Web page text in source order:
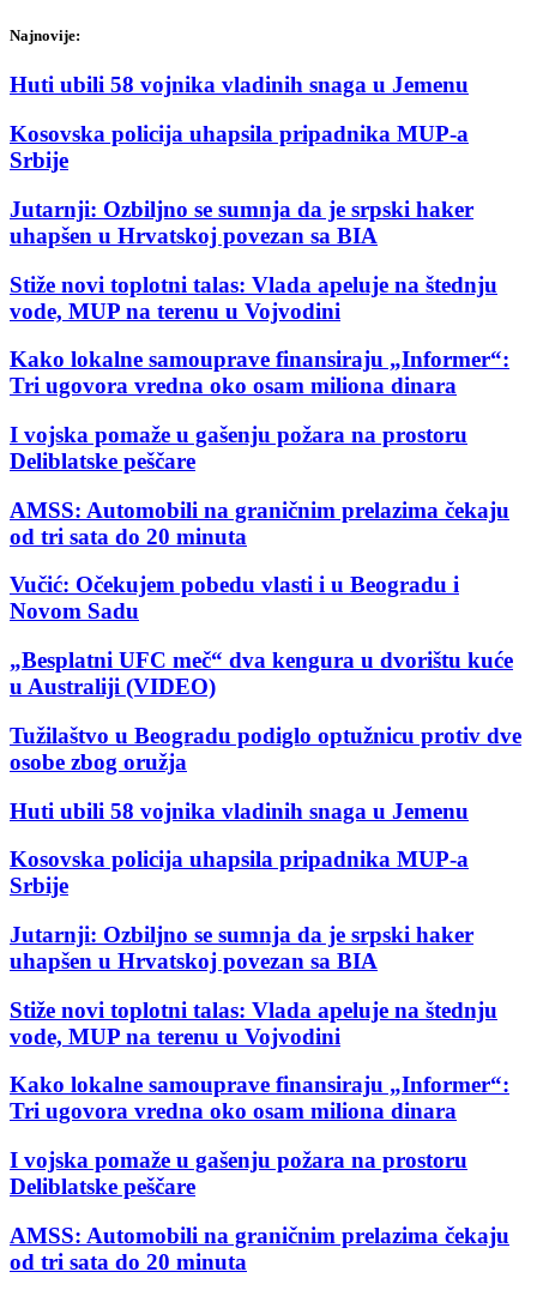
Najnovije:
Huti ubili 58 vojnika vladinih snaga u Jemenu
Kosovska policija uhapsila pripadnika MUP-a
Srbije
Jutarnji: Ozbiljno se sumnja da je srpski haker
uhapšen u Hrvatskoj povezan sa BIA
Stiže novi toplotni talas: Vlada apeluje na štednju
vode, MUP na terenu u Vojvodini
Kako lokalne samouprave finansiraju „Informer“:
Tri ugovora vredna oko osam miliona dinara
I vojska pomaže u gašenju požara na prostoru
Deliblatske peščare
AMSS: Automobili na graničnim prelazima čekaju
od tri sata do 20 minuta
Vučić: Očekujem pobedu vlasti i u Beogradu i
Novom Sadu
„Besplatni UFC meč“ dva kengura u dvorištu kuće
u Australiji (VIDEO)
Tužilaštvo u Beogradu podiglo optužnicu protiv dve
osobe zbog oružja
Huti ubili 58 vojnika vladinih snaga u Jemenu
Kosovska policija uhapsila pripadnika MUP-a
Srbije
Jutarnji: Ozbiljno se sumnja da je srpski haker
uhapšen u Hrvatskoj povezan sa BIA
Stiže novi toplotni talas: Vlada apeluje na štednju
vode, MUP na terenu u Vojvodini
Kako lokalne samouprave finansiraju „Informer“:
Tri ugovora vredna oko osam miliona dinara
I vojska pomaže u gašenju požara na prostoru
Deliblatske peščare
AMSS: Automobili na graničnim prelazima čekaju
od tri sata do 20 minuta